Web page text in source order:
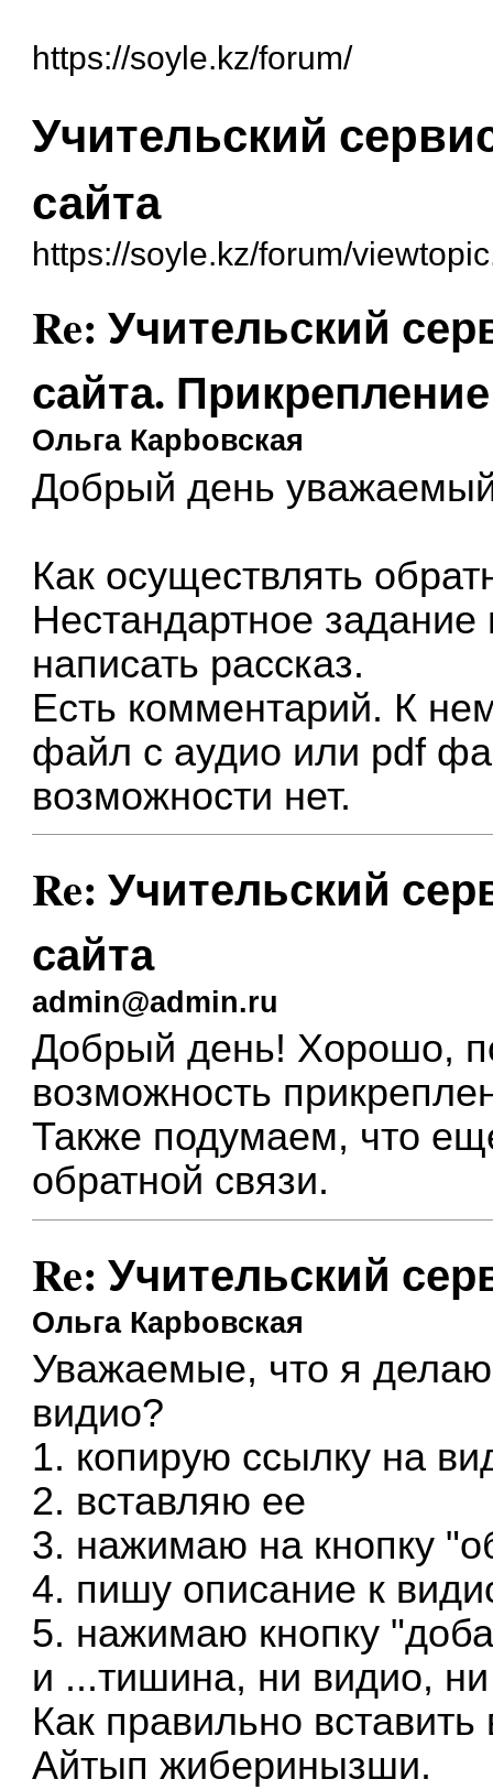
https://soyle.kz/forum/
Учительский
сайта
https://soyle.kz/forum/
Re: Учительский
сайта.
Ольга Карbовская
Добрый день
Как осуществлять
Нестандартное
написать рассказ.
Есть комментарий. К
файл с аудио или pdf
возможности нет.
Re: Учительский
сайта
admin@admin.ru
Добрый день! Хорошо,
возможность
Также подумаем, что
обратной связи.
Re: Учительский
Ольга Карbовская
Уважаемые, что я
видио?
1. копирую ссылку на
2. вставляю ее
3. нажимаю на кнопку
4. пишу описание к
5. нажимаю кнопку
и ...тишина, ни видио,
Как правильно вставить
Айтып жиберинызши.